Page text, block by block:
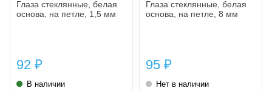
Глаза стеклянные, белая
основа, на петле, 1,5 мм
92 ₽
В наличии
Глаза стеклянные, белая
основа, на петле, 8 мм
95 ₽
Нет в наличии